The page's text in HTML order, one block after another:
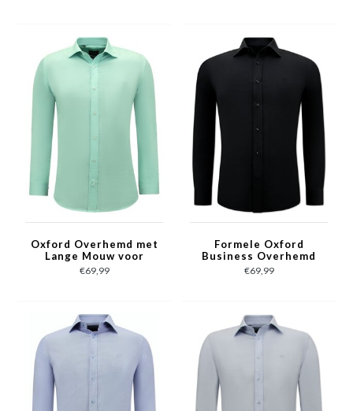
Oxford Overhemd met
Lange Mouw voor
Heren - Groen
€69,99
Formele Oxford
Business Overhemd
Heren -Slim Fit
Stretch - Zwart
€69,99